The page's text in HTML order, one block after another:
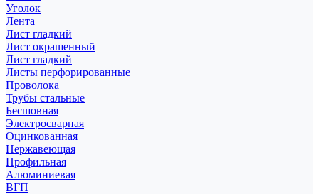
Уголок
Лента
Лист гладкий
Лист окрашенный
Лист гладкий
Листы перфорированные
Проволока
Трубы стальные
Бесшовная
Электросварная
Оцинкованная
Нержавеющая
Профильная
Алюминиевая
ВГП